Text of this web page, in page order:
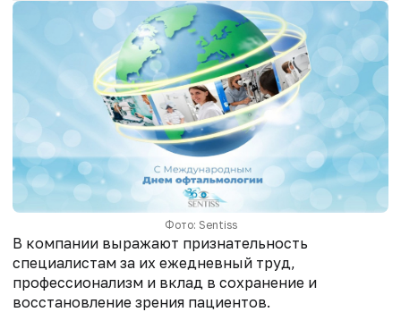
Фото: Sentiss
В компании выражают признательность
специалистам за их ежедневный труд,
профессионализм и вклад в сохранение и
восстановление зрения пациентов.